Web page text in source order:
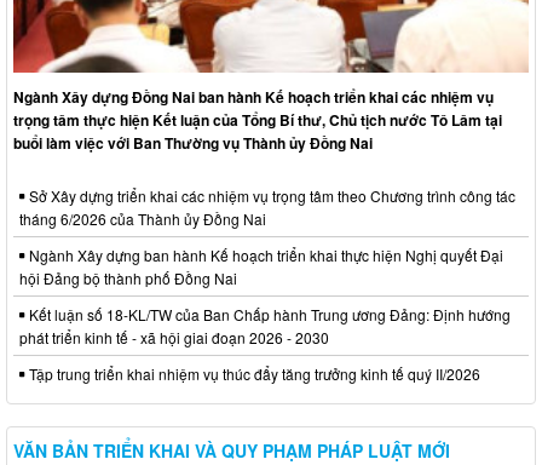
Ngành Xây dựng Đồng Nai ban hành Kế hoạch triển khai các nhiệm vụ
trọng tâm thực hiện Kết luận của Tổng Bí thư, Chủ tịch nước Tô Lâm tại
buổi làm việc với Ban Thường vụ Thành ủy Đồng Nai
Sở Xây dựng triển khai các nhiệm vụ trọng tâm theo Chương trình công tác
tháng 6/2026 của Thành ủy Đồng Nai
Ngành Xây dựng ban hành Kế hoạch triển khai thực hiện Nghị quyết Đại
hội Đảng bộ thành phố Đồng Nai
Kết luận số 18-KL/TW của Ban Chấp hành Trung ương Đảng: Định hướng
phát triển kinh tế - xã hội giai đoạn 2026 - 2030
Tập trung triển khai nhiệm vụ thúc đẩy tăng trưởng kinh tế quý II/2026
VĂN BẢN TRIỂN KHAI VÀ QUY PHẠM PHÁP LUẬT MỚI